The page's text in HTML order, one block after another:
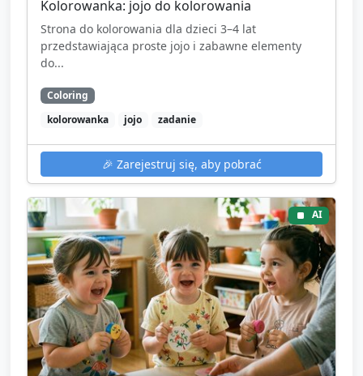
Kolorowanka: jojo do kolorowania
Strona do kolorowania dla dzieci 3–4 lat
przedstawiająca proste jojo i zabawne elementy
do...
Coloring
kolorowanka
jojo zadanie
🎉 Zarejestruj się, aby pobrać
AI